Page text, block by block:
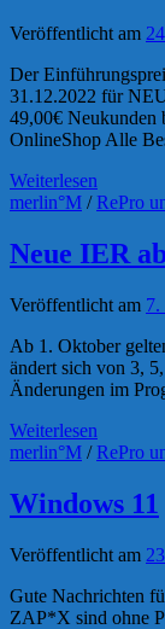
Veröffentlicht am
Der
31.12.2022 für
49,00€ Neukunden
OnlineShop Alle
Weiterlesen
merlin°M /RePro
Neue IER
Veröffentlicht am 7.
Ab 1. Oktober
ändert sich von 3,
Änderungen im
Weiterlesen
merlin°M /RePro
Windows 11
Veröffentlicht am
Gute Nachrichten
ZAP*X sind ohne